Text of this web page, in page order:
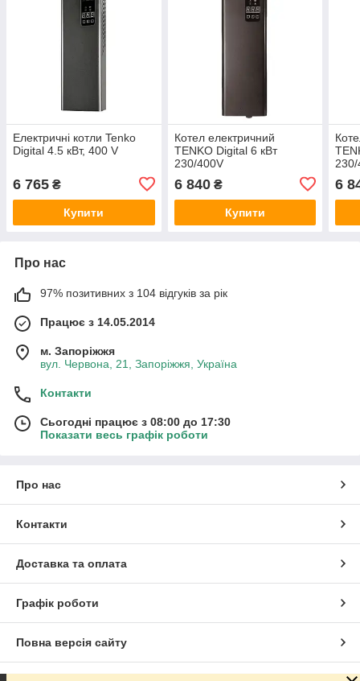
Електричні котли Tenko
Digital 4.5 кВт, 400 V
6 765 ₴
Купити
Котел електричний
TENKO Digital 6 кВт
230/400V
6 840₴
Купити
6
Про нас
97% позитивних з 104 відгуків за рік
Працює з 14.05.2014
м. Запоріжжя
вул. Червона, 21, Запоріжжя, Україна
Контакти
Сьогодні працює з 08:00 до 17:30
Показати весь графік роботи
Про нас
Контакти
Доставка та оплата
Графік роботи
Повна версія сайту